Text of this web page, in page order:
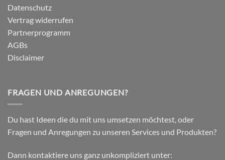
Datenschutz
Vertrag widerrufen
Partnerprogramm
AGBs
Disclaimer
FRAGEN UND ANREGUNGEN?
Du hast Ideen die du mit uns umsetzen möchtest, oder
Fragen und Anregungen zu unseren Services und Produkten?
Dann kontaktiere uns ganz unkompliziert unter: